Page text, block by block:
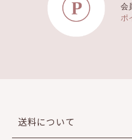
会
ポ
送料について